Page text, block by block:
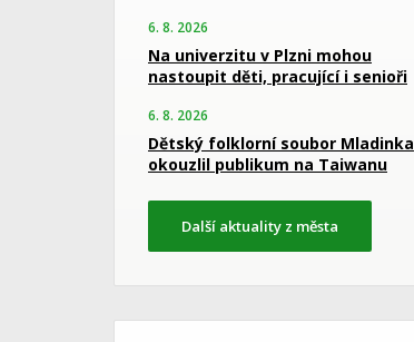
6. 8. 2026
Na univerzitu v Plzni mohou
nastoupit děti, pracující i senioři
6. 8. 2026
Dětský folklorní soubor Mladinka
okouzlil publikum na Taiwanu
Další aktuality z města